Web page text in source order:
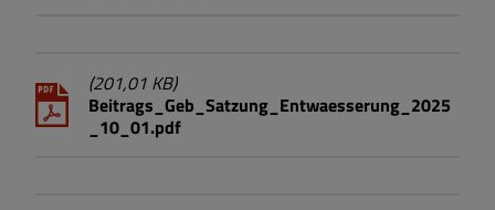
(201,01 KB)
Beitrags_Geb_Satzung_Entwaesserung_2025
_10_01.pdf